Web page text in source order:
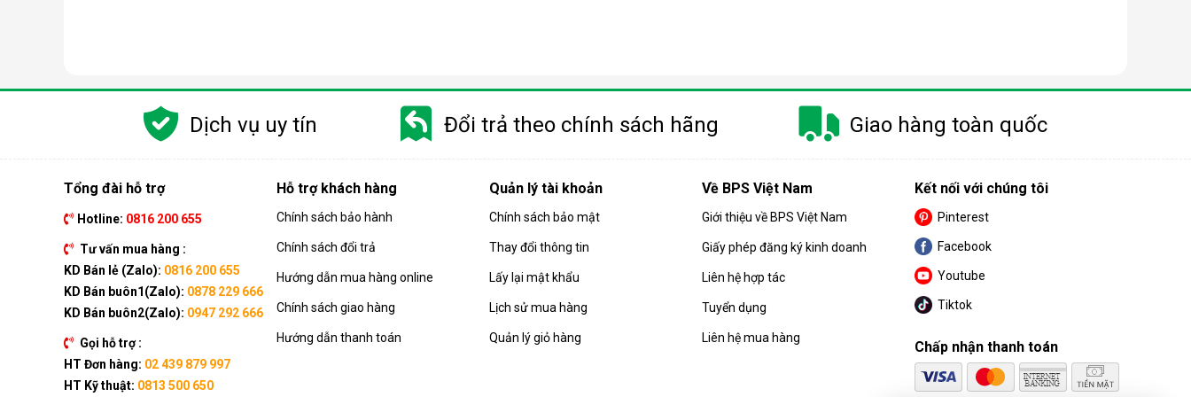
Ưu điểm vượt trội của điều hòa di động
Dịch vụ uy tín Đổi trả theo chính sách hãng Giao hàng toàn quốc
Tổng đài hỗ trợ
Hotline: 0816 200 655
Tư vấn mua hàng :
KD Bán lẻ (Zalo): 0816 200 655
KD Bán buôn1(Zalo): 0878 229 666
KD Bán buôn2(Zalo): 0947 292 666
Gọi hỗ trợ :
HT Đơn hàng: 02 439 879 997
HT Kỹ thuật: 0813 500 650
Hỗ trợ khách hàng
Chính sách bảo hành
Chính sách đổi trả
Hướng dẫn mua hàng online
Chính sách giao hàng
Hướng dẫn thanh toán
Quản lý tài khoản
Chính sách bảo mật
Thay đổi thông tin
Lấy lại mật khẩu
Lịch sử mua hàng
Quản lý giỏ hàng
Về BPS Việt Nam
Giới thiệu về BPS Việt Nam
Giấy phép đăng ký kinh doanh
Liên hệ hợp tác
Tuyển dụng
Liên hệ mua hàng
Kết nối với chúng tôi
Pinterest
Facebook
Youtube
Tiktok
Chấp nhận thanh toán